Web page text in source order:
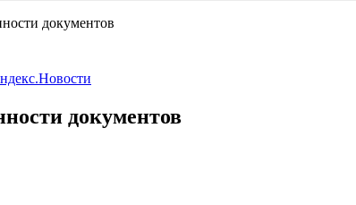
документов
ндекс.Новости
документов